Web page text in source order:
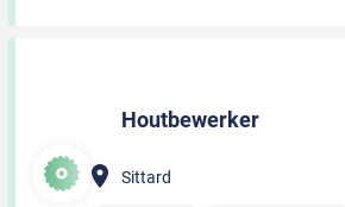
Houtbewerker
Sittard